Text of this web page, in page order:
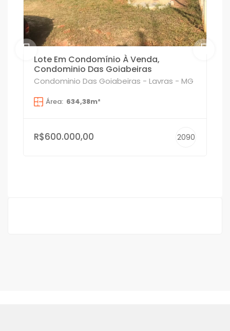
Lote Em Condomínio À Venda,
Condominio Das Goiabeiras
Condominio Das Goiabeiras - Lavras - MG
Área: 634,38m²
R$600.000,00 2090